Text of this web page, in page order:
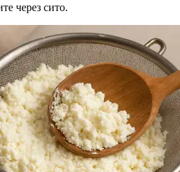
через сито.